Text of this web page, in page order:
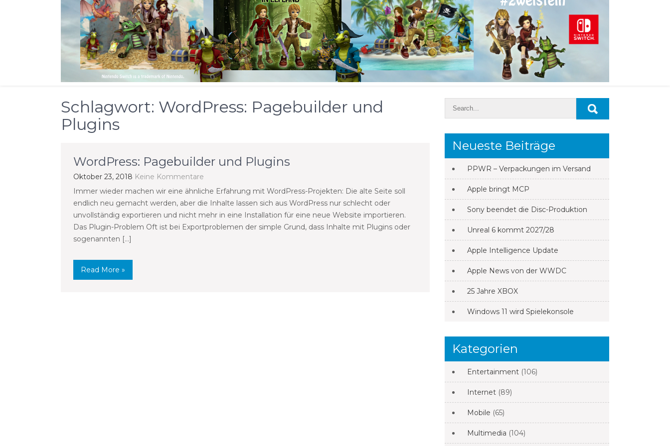
Schlagwort: WordPress: Pagebuilder und
Plugins
WordPress: Pagebuilder und Plugins
Oktober 23, 2018 Keine Kommentare
Immer wieder machen wir eine ähnliche Erfahrung mit WordPress-Projekten: Die alte Seite soll
endlich neu gemacht werden, aber die Inhalte lassen sich aus WordPress nur schlecht oder
unvollständig exportieren und nicht mehr in eine Installation für eine neue Website importieren.
Das Plugin-Problem Oft ist bei Exportproblemen der simple Grund, dass Inhalte mit Plugins oder
sogenannten […]
Read More »
Neueste Beiträge
PPWR – Verpackungen im Versand
Apple bringt MCP
Sony beendet die Disc-Produktion
Unreal 6 kommt 2027/28
Apple Intelligence Update
Apple News von der WWDC
25 Jahre XBOX
Windows 11 wird Spielekonsole
Kategorien
Entertainment (106)
Internet (89)
Mobile (65)
Multimedia (104)